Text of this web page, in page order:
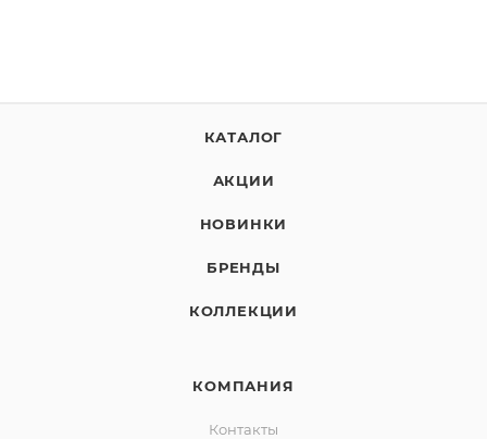
КАТАЛОГ
АКЦИИ
НОВИНКИ
БРЕНДЫ
КОЛЛЕКЦИИ
КОМПАНИЯ
Контакты